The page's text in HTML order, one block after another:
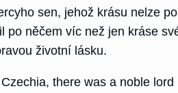
sen, jehož krásu nelze
po něčem víc než jen kráse
životní lásku.
there was a noble